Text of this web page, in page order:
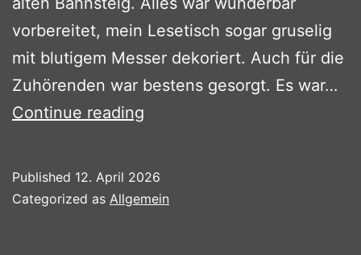
vorbereitet, mein Lesetisch sogar gruselig
mit blutigem Messer dekoriert. Auch für die
Zuhörenden war bestens gesorgt. Es war…
Continue reading
Stadtbibliothek
Published 12. April 2026
Categorized as Allgemein